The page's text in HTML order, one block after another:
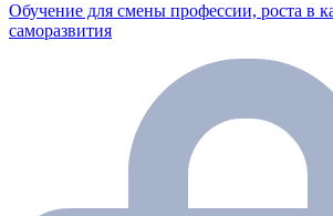
Обучение для смены профессии, роста в
саморазвития